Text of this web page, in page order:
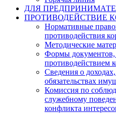
ДЛЯ
ПРОТИВОДЕЙСТВИЕ
Нормативные
противодействия
Методические
Формы документов,
противодействием
Сведения о
обязательствах
Комиссия по
служебному
конфликта